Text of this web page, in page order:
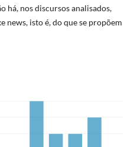
há, nos discursos analisados,
news, isto é, do que se propõem